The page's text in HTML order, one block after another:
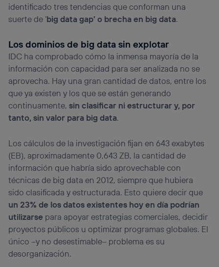
identificado tres tendencias que conforman una
suerte de ‘big data gap’ o brecha en big data.
Los dominios de big data sin explotar
IDC ha comprobado cómo la inmensa mayoría de la
información con capacidad para ser analizada no se
aprovecha. Hay una gran cantidad de datos, entre los
que ya existen y los que se están generando
continuamente,sin clasificar ni estructurar y, por
tanto, sin valor para big data.
Los cálculos de la investigación fijan en 643 exabytes
(EB), aproximadamente 0,643 ZB, la cantidad de
información que habría sido aprovechable con
técnicas de big data en 2012, siempre que hubiera
sido clasificada y estructurada. Esto quiere decir que
un 23% de los datos existentes hoy en día podrían
utilizarse para apoyar estrategias comerciales, decidir
proyectos públicos u optimizar programas globales. El
único –y no desestimable– problema es su
desorganización.
Si utilizas una conexión de banda ancha(p. ej., Wi-Fi),
el marketing o análisis se realizará en función de las
actividades de navegación de los miembros del hogar
Si utilizasdatos móviles, el marketing será más
personalizado, ya que se basará únicamente en la
navegación del usuario del móvil.
Puedes gestionar los consentimientos Utiq seleccionando
“Administrar Utiq” en la parte inferior de esta página web o
visitando el portal de privacidad de Utiq
(“consenthub”). Para más información, consulta
la política de privacidad de Utiq